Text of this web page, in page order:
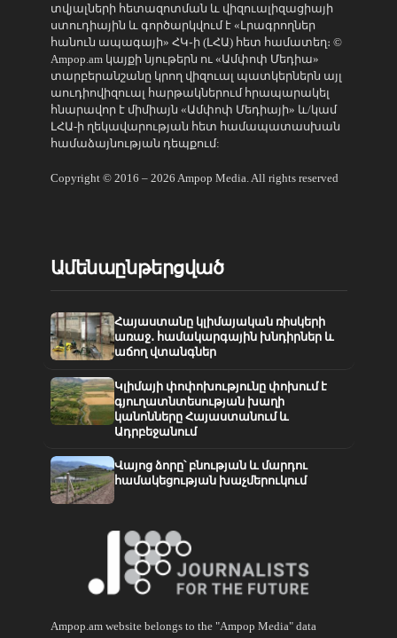
տվյալների հետազոտման և վիզուալիզացիայի
ստուդիային և գործարկվում է «Լրագրողներ
հանուն ապագայի» ՀԿ֊ի (ԼՀԱ) հետ համատեղ։ ©
Ampop.am կայքի նյութերն ու «Ամփոփ Մեդիա»
տարբերանշանը կրող վիզուալ պատկերներն այլ
աուդիովիզուալ հարթակներում հրապարակել
հնարավոր է միմիայն «Ամփոփ Մեդիայի» և/կամ
ԼՀԱ-ի ղեկավարության հետ համապատասխան
համաձայնության դեպքում:
Copyright © 2016 – 2026 Ampop Media. All rights reserved
Ամենաընթերցված
Հայաստանը կլիմայական ռիսկերի
առաջ․ համակարգային խնդիրներ և
աճող վտանգներ
Կլիմայի փոփոխությունը փոխում է
գյուղատնտեսության խաղի
կանոնները Հայաստանում և
Ադրբեջանում
Վայոց ձորը՝ բնության և մարդու
համակեցության խաչմերուկում
Ampop.am website belongs to the "Ampop Media" data